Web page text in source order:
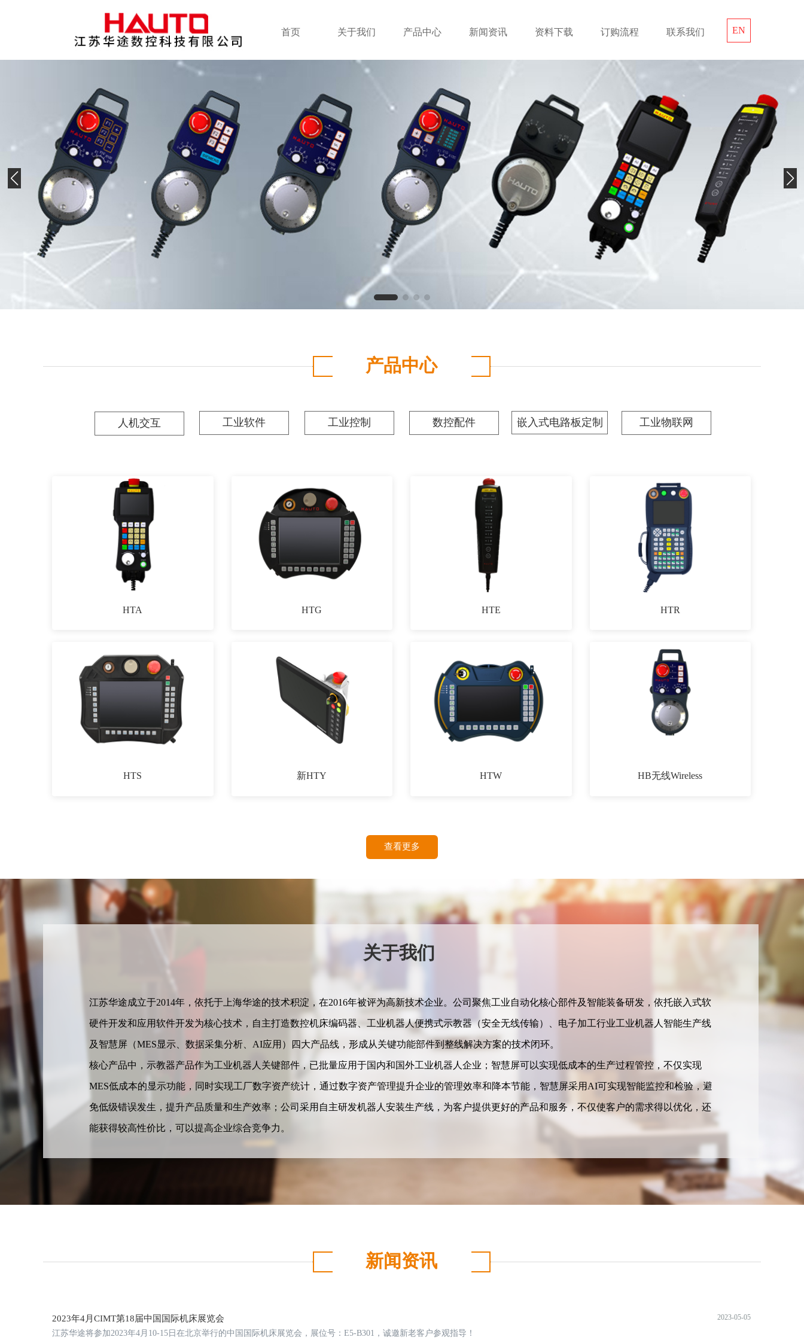
首页 关于我们 产品中心 新闻资讯 资料下载 订购流程 联系我们 EN
产品中心
工业软件 工业控制 工业物联网
数控配件
人机交互 嵌入式电路板定制
HTA HTG HTE HTR
HTS 新HTY HTW HB无线Wireless
查看更多
江苏华途成立于2014年，依托于上海华途的技术积淀，在2016年被评为高新技术企业。公司聚焦工业自动化核心部件及智能装备研发，依托嵌入式软
硬件开发和应用软件开发为核心技术，自主打造数控机床编码器、工业机器人便携式示教器（安全无线传输）、电子加工行业工业机器人智能生产线
及智慧屏（MES显示、数据采集分析、AI应用）四大产品线，形成从关键功能部件到整线解决方案的技术闭环。
核心产品中，示教器产品作为工业机器人关键部件，已批量应用于国内和国外工业机器人企业；智慧屏可以实现低成本的生产过程管控，不仅实现
MES低成本的显示功能，同时实现工厂数字资产统计，通过数字资产管理提升企业的管理效率和降本节能，智慧屏采用AI可实现智能监控和检验，避
免低级错误发生，提升产品质量和生产效率；公司采用自主研发机器人安装生产线，为客户提供更好的产品和服务，不仅使客户的需求得以优化，还
能获得较高性价比，可以提高企业综合竞争力。
关于我们
新闻资讯
2023年4月CIMT第18届中国国际机床展览会 2023-05-05
江苏华途将参加2023年4月10-15日在北京举行的中国国际机床展览会，展位号：E5-B301，诚邀新老客户参观指导！